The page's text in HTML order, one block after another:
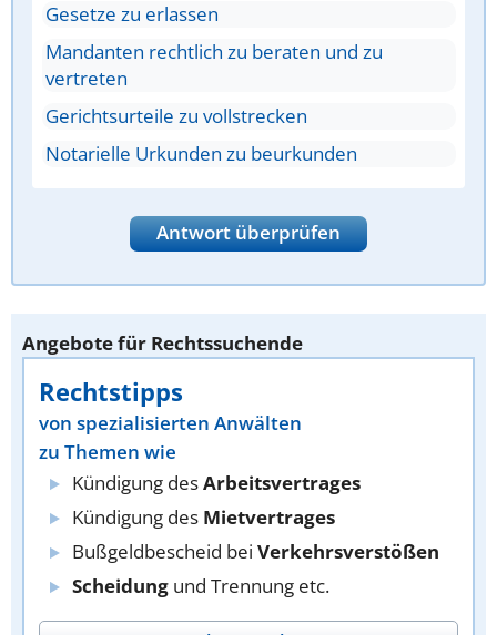
Gesetze zu erlassen
Mandanten rechtlich zu beraten und zu
vertreten
Gerichtsurteile zu vollstrecken
Notarielle Urkunden zu beurkunden
Antwort überprüfen
Angebote für Rechtssuchende
Rechtstipps
von spezialisierten Anwälten
zu Themen wie
Kündigung desArbeitsvertrages
Kündigung des Mietvertrages
Bußgeldbescheid bei Verkehrsverstößen
Scheidung und Trennung etc.